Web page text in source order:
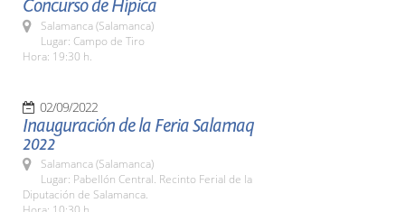
Concurso de Hípica
Salamanca (Salamanca)
Lugar: Campo de Tiro
Hora: 19:30 h.
02/09/2022
Inauguración de la Feria Salamaq
2022
Salamanca (Salamanca)
Lugar: Pabellón Central. Recinto Ferial de la
Diputación de Salamanca.